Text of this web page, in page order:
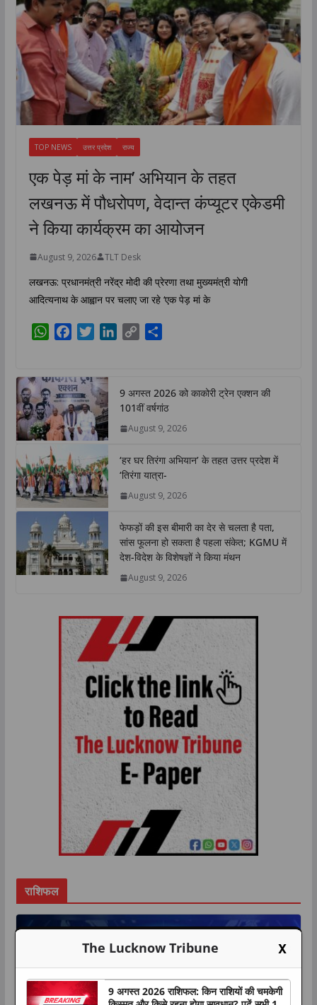
TOP NEWS उत्तर प्रदेश राज्य
एक पेड़ मां के नाम’ अभियान के तहत
लखनऊ में पौधरोपण, वेदान्त कंप्यूटर एकेडमी
ने किया कार्यक्रम का आयोजन
August 9, 2026 TLT Desk
लखनऊ: प्रधानमंत्री नरेंद्र मोदी की प्रेरणा तथा मुख्यमंत्री योगी
आदित्यनाथ के आह्वान पर चलाए जा रहे ‘एक पेड़ मां के
W
t
s
A
p
p
e
b
o
o
t
t
e
r
e
d
L
i
n
e
9 अगस्त 2026 को काकोरी ट्रेन एक्शन की
101वीं वर्षगांठ
August 9, 2026
‘हर घर तिरंगा अभियान’ के तहत उत्तर प्रदेश में
‘तिरंगा यात्रा-
August 9, 2026
फेफड़ों की इस बीमारी का देर से चलता है पता,
सांस फूलना हो सकता है पहला संकेत; KGMU में
देश-विदेश के विशेषज्ञों ने किया मंथन
August 9, 2026
राशिफल
The Lucknow Tribune X
9 अगस्त 2026 राशिफल: किन राशियों की चमकेगी